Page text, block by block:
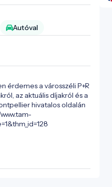
Autóval
érdemes a városszéli P+R
az aktuális díjakról és a
hivatalos oldalán